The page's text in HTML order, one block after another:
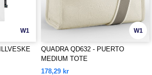
W1 W1
QUADRA QD632 - PUERTO
MEDIUM TOTE
178,29 kr